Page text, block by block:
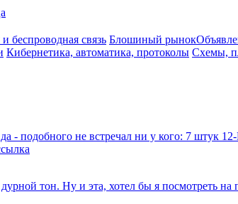
беспроводная связь Блошиный рынок
Кибернетика, автоматика, протоколы Схемы,
- подобного не встречал ни у кого: 7 штук
тон. Ну и эта, хотел бы я посмотреть